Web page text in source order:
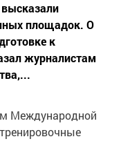
площадок. О
к
журналистам
Международной